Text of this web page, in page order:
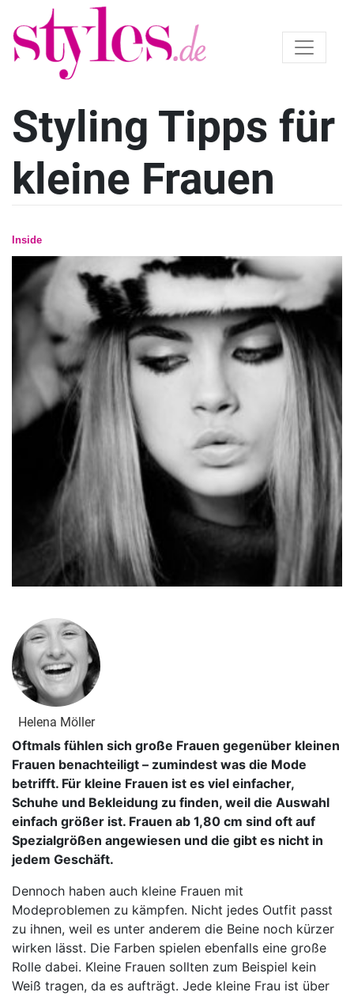
Styling Tipps für
kleine Frauen
Inside
Helena Möller
Oftmals fühlen sich große Frauen gegenüber kleinen
Frauen benachteiligt – zumindest was die Mode
betrifft. Für kleine Frauen ist es viel einfacher,
Schuhe und Bekleidung zu finden, weil die Auswahl
einfach größer ist. Frauen ab 1,80 cm sind oft auf
Spezialgrößen angewiesen und die gibt es nicht in
jedem Geschäft.
Dennoch haben auch kleine Frauen mit
Modeproblemen zu kämpfen. Nicht jedes Outfit passt
zu ihnen, weil es unter anderem die Beine noch kürzer
wirken lässt. Die Farben spielen ebenfalls eine große
Rolle dabei. Kleine Frauen sollten zum Beispiel kein
Weiß tragen, da es aufträgt. Jede kleine Frau ist über